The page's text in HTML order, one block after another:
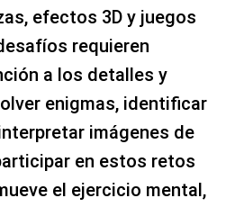
efectos 3D y juegos
requieren
a los detalles y
enigmas, identificar
imágenes de
en estos retos
el ejercicio mental,